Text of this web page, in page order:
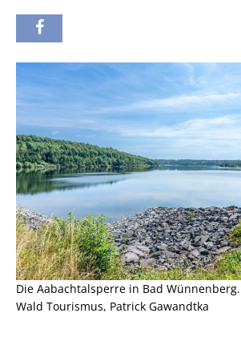
Die Aabachtalsperre in Bad
Wald Tourismus, Patrick Gawandtka